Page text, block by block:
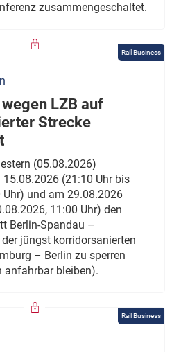
zusammengeschaltet.
Rail Business
LZB auf
Strecke
(05.08.2026)
(21:10 Uhr bis
Uhr) und am 29.08.2026
11:00 Uhr) den
Berlin-Spandau –
jüngst korridorsanierten
– Berlin zu sperren
anfahrbar bleiben).
Rail Business